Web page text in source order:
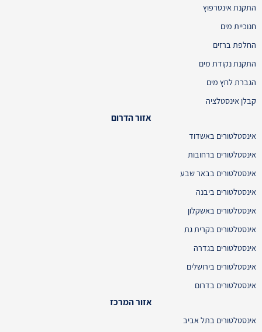
התקנת אינטרפוץ
חנוכיית מים
החלפת ברזים
התקנת נקודת מים
הגברת לחץ מים
קבלן אינסטלציה
אזור הדרום
אינסטלטורים באשדוד
אינסטלטורים ברחובות
אינסטלטורים בבאר שבע
אינסטלטורים ביבנה
אינסטלטורים באשקלון
אינסטלטורים בקרית גת
אינסטלטורים בגדרה
אינסטלטורים בירושלים
אינסטלטורים בדרום
אזור המרכז
אינסטלטורים בתל אביב